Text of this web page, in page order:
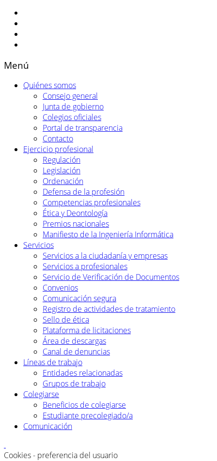
Menú
Quiénes somos
Consejo general
Junta de gobierno
Colegios oficiales
Portal de transparencia
Contacto
Ejercicio profesional
Regulación
Legislación
Ordenación
Defensa de la profesión
Competencias profesionales
Ética y Deontología
Premios nacionales
Manifiesto de la Ingeniería Informática
Servicios
Servicios a la ciudadanía y empresas
Servicios a profesionales
Servicio de Verificación de Documentos
Convenios
Comunicación segura
Registro de actividades de tratamiento
Sello de ética
Plataforma de licitaciones
Área de descargas
Canal de denuncias
Líneas de trabajo
Entidades relacionadas
Grupos de trabajo
Colegiarse
Beneficios de colegiarse
Estudiante precolegiado/a
Comunicación
Cookies - preferencia del usuario